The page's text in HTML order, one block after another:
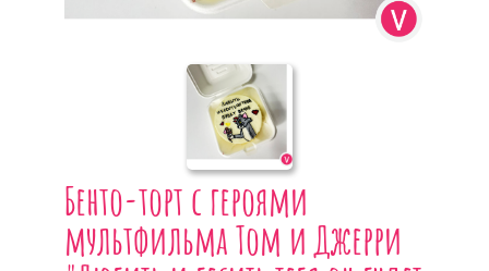
Бенто-торт с героями
мультфильма Том и Джерри